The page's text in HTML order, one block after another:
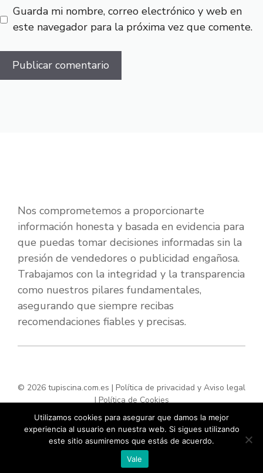
Guarda mi nombre, correo electrónico y web en
este navegador para la próxima vez que comente.
Nos comprometemos a proporcionarte
información honesta y basada en evidencia para
que puedas tomar decisiones informadas sin la
presión de vendedores o publicidad engañosa.
Trabajamos con la integridad y la transparencia
como nuestros pilares fundamentales,
asegurando que siempre recibas
recomendaciones fiables y precisas.
© 2026 tupiscina.com.es | Política de privacidad y Aviso legal
|Política de Cookies
Utilizamos cookies para asegurar que damos la mejor
experiencia al usuario en nuestra web. Si sigues utilizando
este sitio asumiremos que estás de acuerdo.
Vale